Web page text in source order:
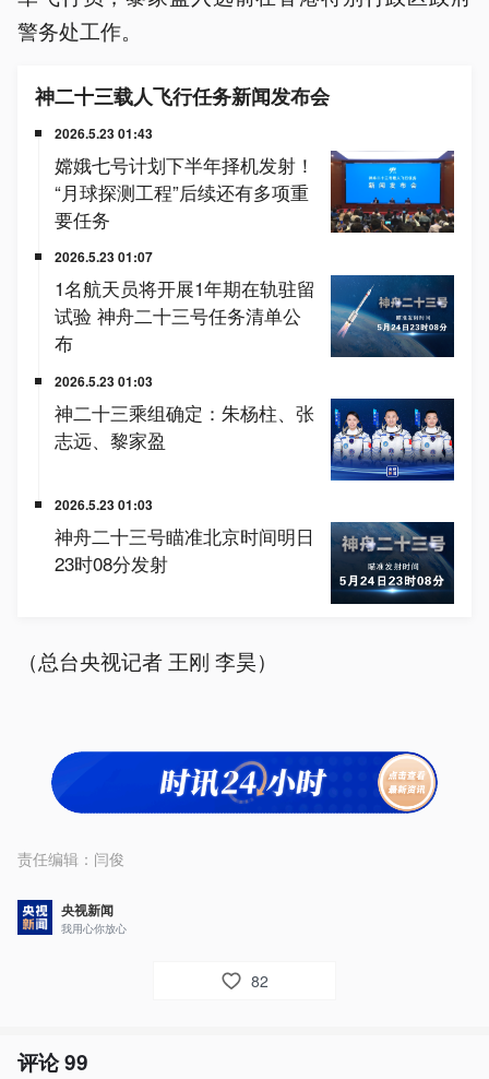
警务处工作。
（总台央视记者 王刚 李昊）
责任编辑： 闫俊
央视新闻
我用心你放心
82
评论99